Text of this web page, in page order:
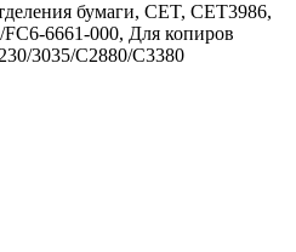
бумаги, CET, CET3986,
6661-000, Для копиров
3035/C2880/C3380